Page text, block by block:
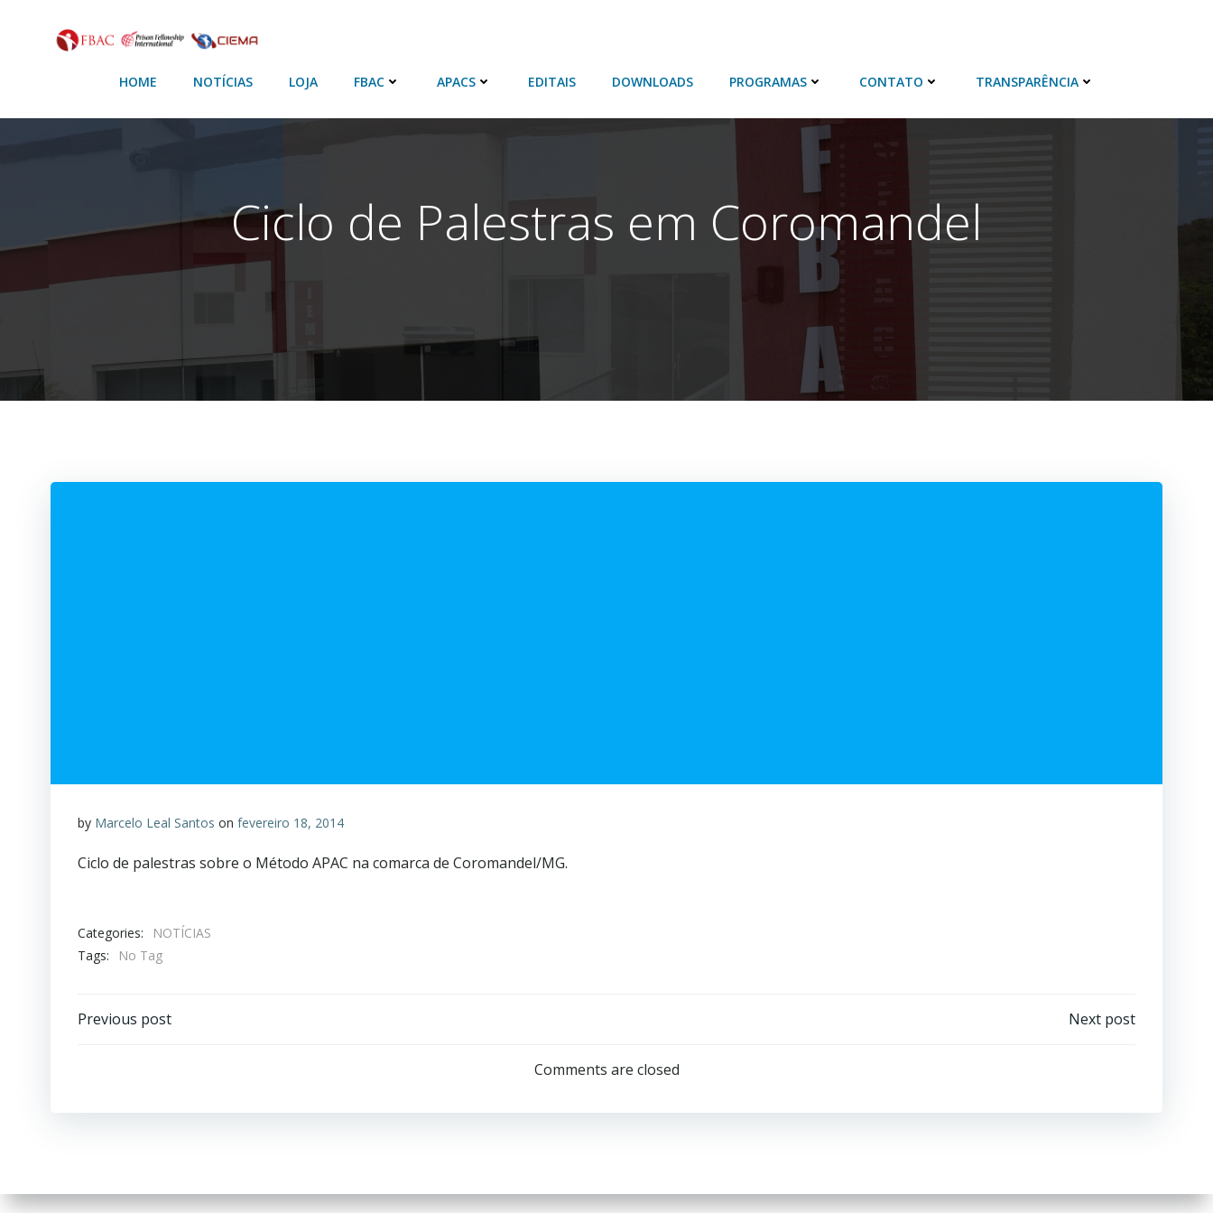
HOME NOTÍCIAS LOJA FBAC APACS EDITAIS DOWNLOADS PROGRAMAS CONTATO TRANSPARÊNCIA
Ciclo de Palestras em Coromandel
by Marcelo Leal Santos on fevereiro 18, 2014
Ciclo de palestras sobre o Método APAC na comarca de Coromandel/MG.
Categories:
NOTÍCIAS
Tags:
No Tag
Previous post Next post
Comments are closed